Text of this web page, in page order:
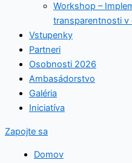
Workshop –
transparentnosti v
Vstupenky
Partneri
Osobnosti 2026
Ambasádorstvo
Galéria
Iniciatíva
Zapojte sa
Domov